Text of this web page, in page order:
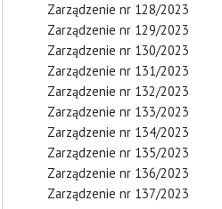
Zarządzenie nr 128/2023
Zarządzenie nr 129/2023
Zarządzenie nr 130/2023
Zarządzenie nr 131/2023
Zarządzenie nr 132/2023
Zarządzenie nr 133/2023
Zarządzenie nr 134/2023
Zarządzenie nr 135/2023
Zarządzenie nr 136/2023
Zarządzenie nr 137/2023